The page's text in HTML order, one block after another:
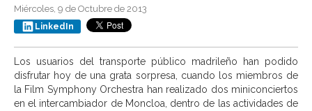
Miércoles, 9 de Octubre de 2013
LinkedIn
Los usuarios del transporte público madrileño han podido
disfrutar hoy de una grata sorpresa, cuando los miembros de
la Film Symphony Orchestra han realizado dos miniconciertos
en el intercambiador de Moncloa, dentro de las actividades de